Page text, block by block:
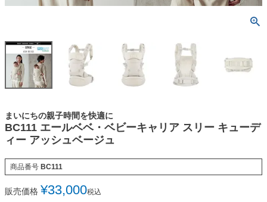
まいにちの親子時間を快適に
BC111 エールベベ・ベビーキャリア スリー キューデ
ィー アッシュベージュ
商品番号 BC111
販売価格 ¥33,000税込